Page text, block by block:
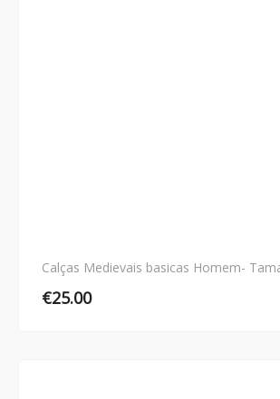
Calças Medievais basicas Homem-
€25.00